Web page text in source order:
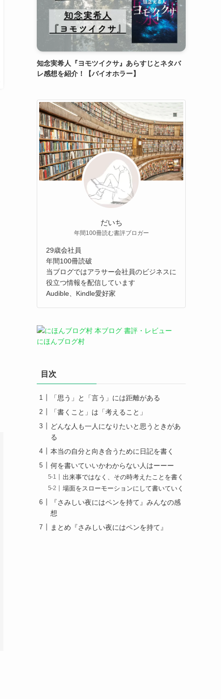
知念実希人『ヨモツイクサ』あらすじとネタバ
レ感想を紹介！【バイオホラー】
だいち
年間100冊読む書評ブロガー
29歳会社員
年間100冊読破
当ブログではアラサー会社員のビジネスに
役立つ情報を配信しています
Audible、Kindle愛好家
にほんブログ村
目次
「思う」と「言う」には距離がある
「書くこと」は「考えること」
どんな人も一人になりたいと思うときがあ
る
本当の自分と向き合うために日記を書く
何を書いていいかわからない人はーーー
出来事ではなく、その時考えたことを書く
場面をスローモーションにして書いていく
『さみしい夜にはペンを持て』みんなの感
想
まとめ『さみしい夜にはペンを持て』